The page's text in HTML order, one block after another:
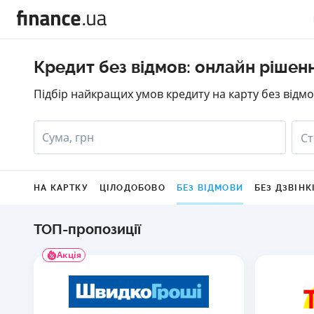
Кредит без відмов: онлайн
Підбір найкращих умов кредиту на карту без
Сума, грн
НА КАРТКУ ЦІЛОДОБОВО БЕЗ ВІДМОВИ БЕЗ
ТОП-пропозиції
Акція